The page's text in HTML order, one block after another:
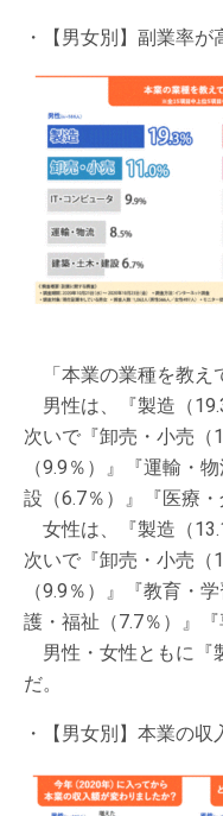
・【男女別】副業率が
「本業の業種を教え
男性は、『製造（
次いで『卸売・小売（
（9.9％）』『運輸・
設（6.7％）』『医療
女性は、『製造（
次いで『卸売・小売（
（9.9％）』『教育・
護・福祉（7.7％）』『
男性・女性ともに『
だ。
・【男女別】本業の収